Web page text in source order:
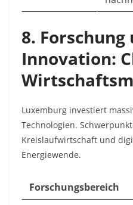
8. Forschung
Innovation:
Luxemburg investiert
Technologien.
Kreislaufwirtschaft und
Energiewende.
Forschungsbereich